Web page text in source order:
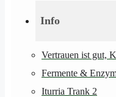
Info
Vertrauen ist gut,
Fermente &
Iturria Trank 2